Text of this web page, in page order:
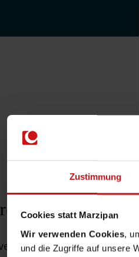
Zustimmung
Cookies statt Marzipan
Wir verwenden Cookies,
und die Zugriffe auf unsere
an